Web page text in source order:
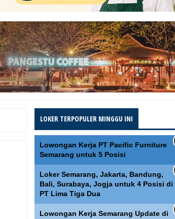
LOKER TERPOPULER MINGGU INI
Lowongan Kerja PT Pacific Furniture
Semarang untuk 5 Posisi
Loker Semarang, Jakarta, Bandung,
Bali, Surabaya, Jogja untuk 4 Posisi di
PT Lima Tiga Dua
Lowongan Kerja Semarang Update di